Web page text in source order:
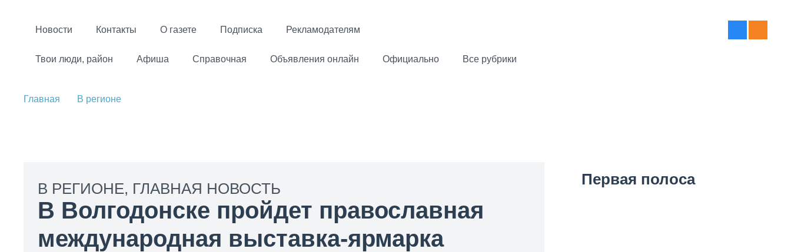
Новости Контакты О газете Подписка Рекламодателям
Твои люди, район Афиша Справочная Объявления онлайн Официально Все рубрики
Главная В регионе
В РЕГИОНЕ, ГЛАВНАЯ НОВОСТЬ
В Волгодонске пройдет православная
международная выставка-ярмарка
Первая полоса